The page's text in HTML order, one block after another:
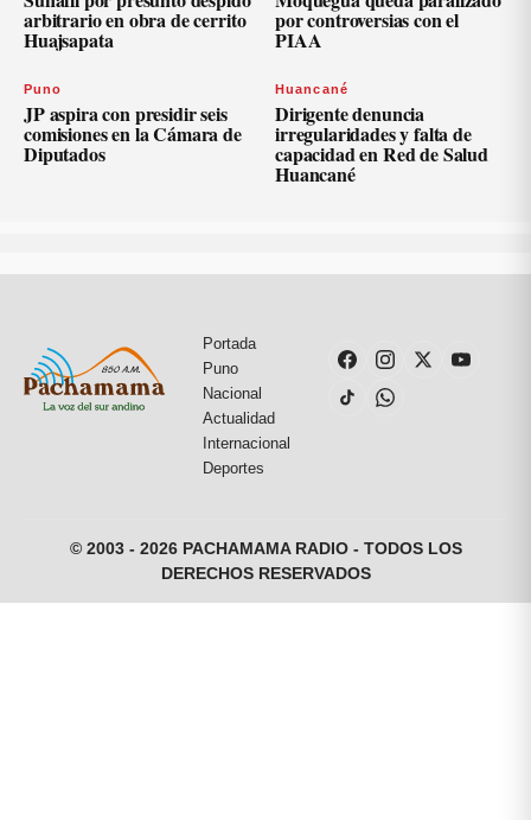
arbitrario en obra de cerrito
Huajsapata
por controversias con el
PIAA
Puno
JP aspira con presidir seis
comisiones en la Cámara de
Diputados
Huancané
Dirigente denuncia
irregularidades y falta de
capacidad en Red de Salud
Huancané
Portada
Puno
Nacional
Actualidad
Internacional
Deportes
© 2003 - 2026 PACHAMAMA RADIO - TODOS LOS
DERECHOS RESERVADOS